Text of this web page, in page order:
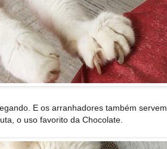
E os arranhadores também servem
o uso favorito da Chocolate.